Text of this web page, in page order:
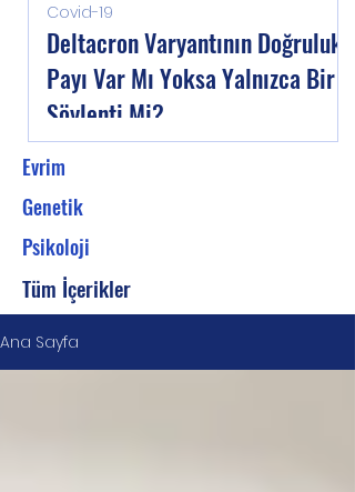
Deltacron Varyantının Doğruluk
Payı Var Mı Yoksa Yalnızca Bir
Söylenti Mi?
Covid-19
Evrim
Genetik
Psikoloji
Tüm İçerikler
Ana Sayfa